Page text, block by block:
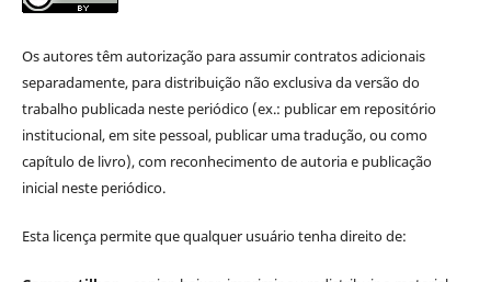
Os autores têm autorização para assumir contratos adicionais
separadamente, para distribuição não exclusiva da versão do
trabalho publicada neste periódico (ex.: publicar em repositório
institucional, em site pessoal, publicar uma tradução, ou como
capítulo de livro), com reconhecimento de autoria e publicação
inicial neste periódico.
Esta licença permite que qualquer usuário tenha direito de: